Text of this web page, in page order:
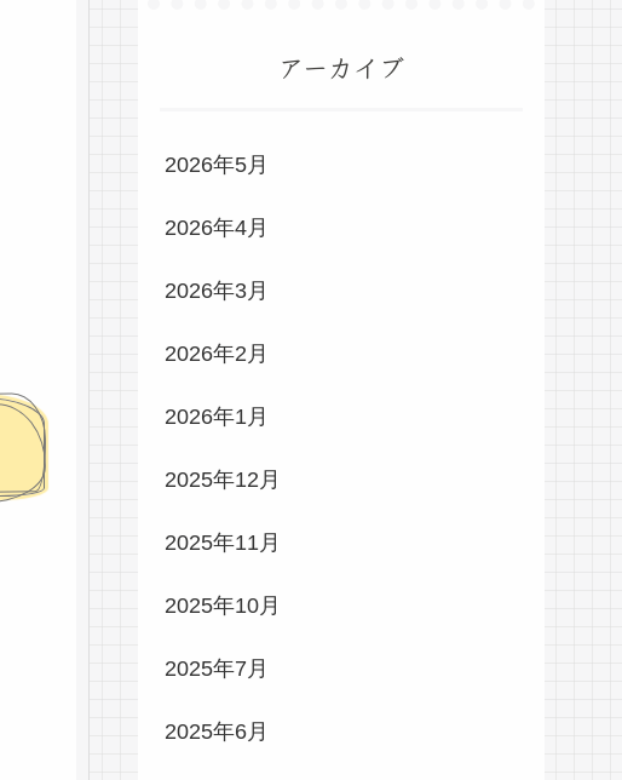
アーカイブ
2026年5月
2026年4月
2026年3月
2026年2月
2026年1月
2025年12月
2025年11月
2025年10月
2025年7月
2025年6月